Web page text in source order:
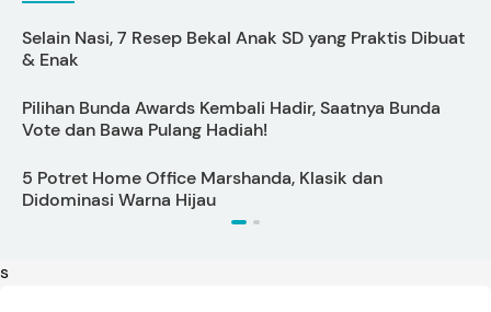
Selain Nasi, 7 Resep Bekal Anak SD yang Praktis Dibuat
& Enak
Pilihan Bunda Awards Kembali Hadir, Saatnya Bunda
Vote dan Bawa Pulang Hadiah!
5 Potret Home Office Marshanda, Klasik dan
Didominasi Warna Hijau
s